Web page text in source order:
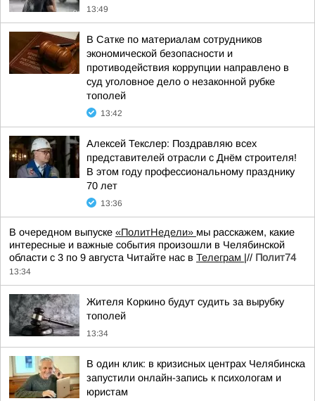
13:49
В Сатке по материалам сотрудников
экономической безопасности и
противодействия коррупции направлено в
суд уголовное дело о незаконной рубке
тополей
13:42
Алексей Текслер: Поздравляю всех
представителей отрасли с Днём строителя!
В этом году профессиональному празднику
70 лет
13:36
В очередном выпуске «ПолитНедели» мы расскажем, какие
интересные и важные события произошли в Челябинской
области с 3 по 9 августа Читайте нас в Телеграм |// Полит74
13:34
Жителя Коркино будут судить за вырубку
тополей
13:34
В один клик: в кризисных центрах Челябинска
запустили онлайн-запись к психологам и
юристам